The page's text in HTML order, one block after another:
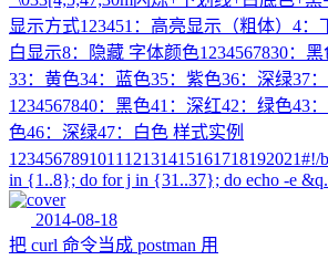
显示方式123451：高亮显示（粗体）4：
白显示8：隐藏 字体颜色1234567830：
33：黄色34：蓝色35：紫色36：深绿37
1234567840：黑色41：深红42：绿色43
色46：深绿47：白色 样式实例
in {1..8}; do for j in {31..37}; do echo -e
2014-08-18
把 curl 命令当成 postman 用